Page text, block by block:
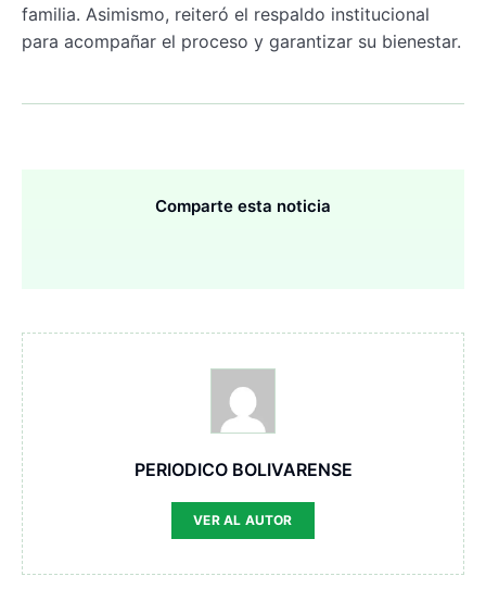
familia. Asimismo, reiteró el respaldo institucional
para acompañar el proceso y garantizar su bienestar.
Comparte esta noticia
PERIODICO BOLIVARENSE
VER AL AUTOR